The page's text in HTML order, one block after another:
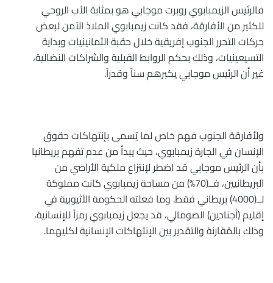
فالرئيس الزيمبابوي روبرت موجابي هو بمثابة الأب الروحي
للكثير من الأفارقة، فقد كانت زيمبابوي الملاذ الآمن لبعض
حركات التحرر الجنوب إفريقية خلال حقبة الثمانينيات وبداية
التسيعينيات، وذلك بحكم الروابط القبلية والشراكات النضالية،
غير أن الرئيس موجابي يكبرهم سناً وقدراً.
ولأفارقة الجنوب فهم خاص لما يُسمى بإنتهاكات حقوق
الإنسان في الجارة زيمبابوي، حيث يبدأ من عدم تفهم بريطانيا
بأن الرئيس موجابي قد اضطر لإنتزاع ملكية الأراضي من
البريطانيين، فــ(70%) من مساحة زيمبابوي كانت مملوكة
لــ(4000
)بريطاني فقط. وما فعلته الحكومة الأثيوبية في
إقليم (أجنادين) الصومالي، قد يجعل زيمبابوي رمزاً للإنسانية،
وذلك بالمُقارنة والتقدير بين الإنتهاكات الإنسانية لكليهما.